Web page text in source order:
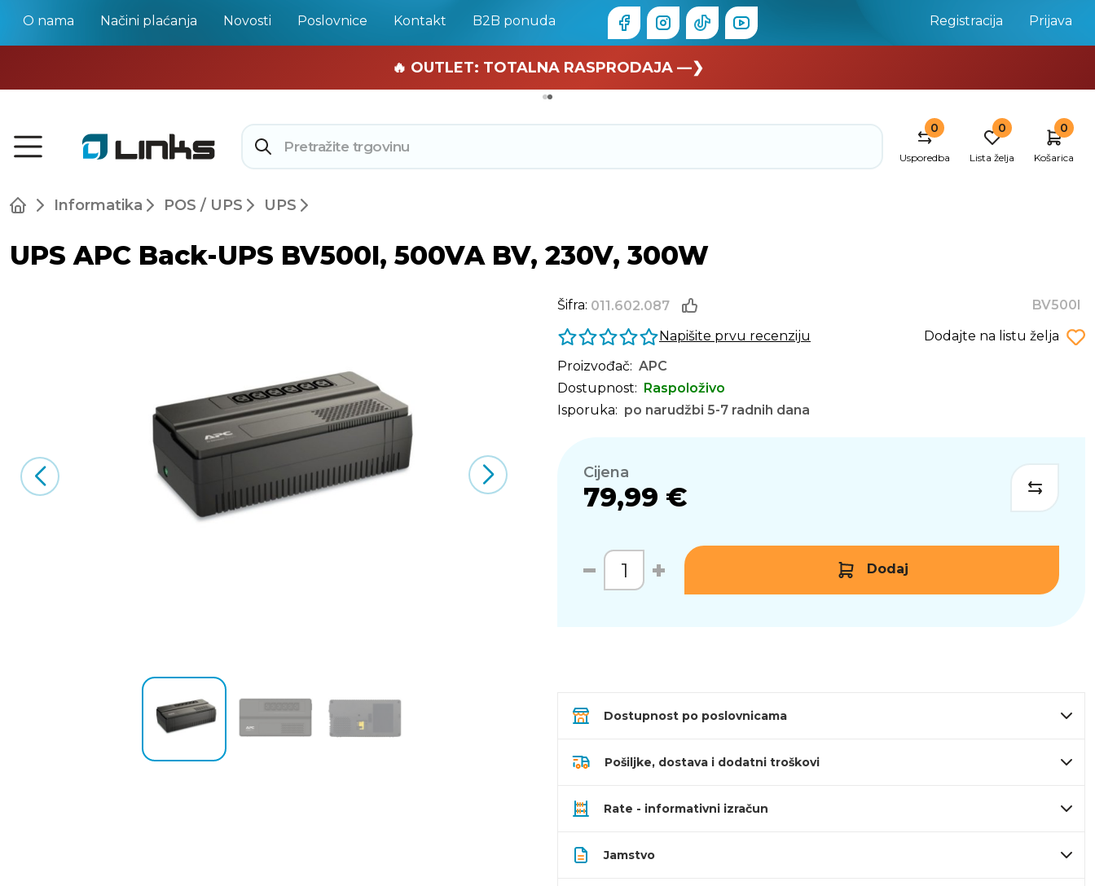
O nama Načini plaćanja Novosti Poslovnice Kontakt B2B ponuda Registracija Prijava
🏄 Zaslužuješ odmor —❯
🔥 OUTLET: TOTALNA RASPRODAJA —❯
0
Usporedba
0
Lista želja
0
Košarica
Informatika POS / UPS UPS
UPS APC Back-UPS BV500I, 500VA BV, 230V, 300W
Šifra: 011.602.087
BV500I
Napišite prvu recenziju
Dodajte na listu želja
Proizvođač: APC
Dostupnost: Raspoloživo
Isporuka: po narudžbi 5-7 radnih dana
Cijena
79,99 €
Dodaj
Dostupnost po poslovnicama
Pošiljke, dostava i dodatni troškovi
Rate - informativni izračun
Jamstvo